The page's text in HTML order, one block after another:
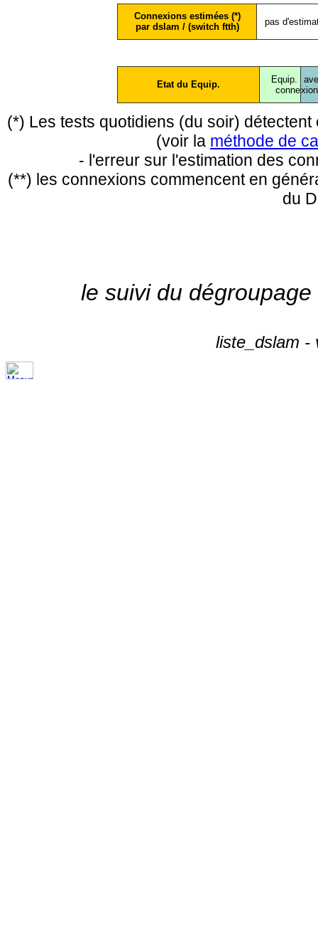
Connexions estimées (*)
par dslam / (switch ftth)
pas
Etat du Equip.
Equip.
conne
(*) Les tests quotidiens (du soir)
(voir la méthode de
- l'erreur sur l'estimation des
(**) les connexions commencent en
du
le suivi du
liste_dslam -